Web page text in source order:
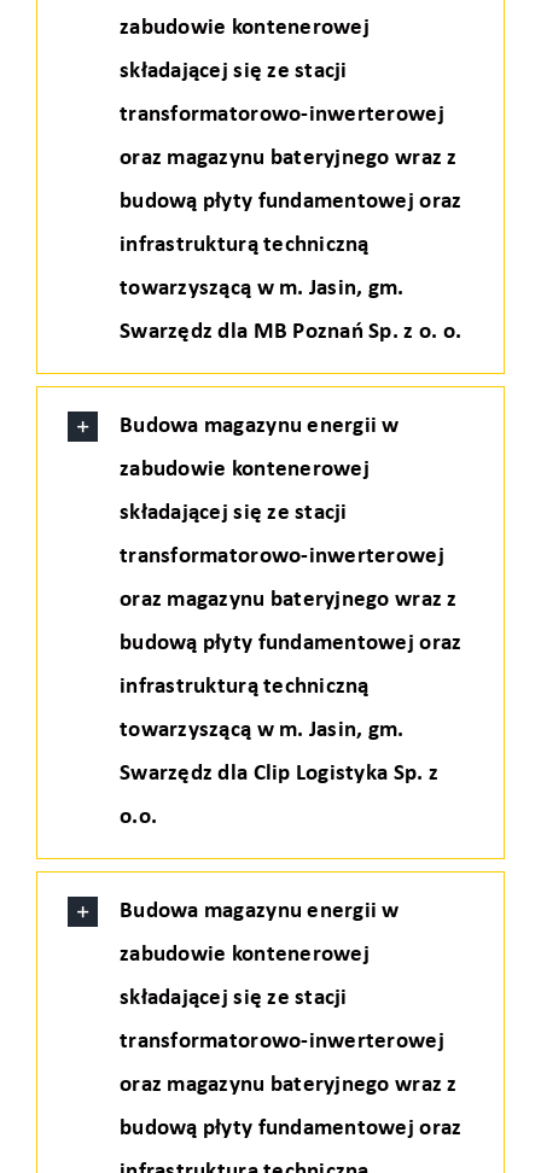
zabudowie kontenerowej
składającej się ze stacji
transformatorowo-inwerterowej
oraz magazynu bateryjnego wraz z
budową płyty fundamentowej oraz
infrastrukturą techniczną
towarzyszącą w m. Jasin, gm.
Swarzędz dla MB Poznań Sp. z o. o.
Budowa magazynu energii w
zabudowie kontenerowej
składającej się ze stacji
transformatorowo-inwerterowej
oraz magazynu bateryjnego wraz z
budową płyty fundamentowej oraz
infrastrukturą techniczną
towarzyszącą w m. Jasin, gm.
Swarzędz dla Clip Logistyka Sp. z
o.o.
Budowa magazynu energii w
zabudowie kontenerowej
składającej się ze stacji
transformatorowo-inwerterowej
oraz magazynu bateryjnego wraz z
budową płyty fundamentowej oraz